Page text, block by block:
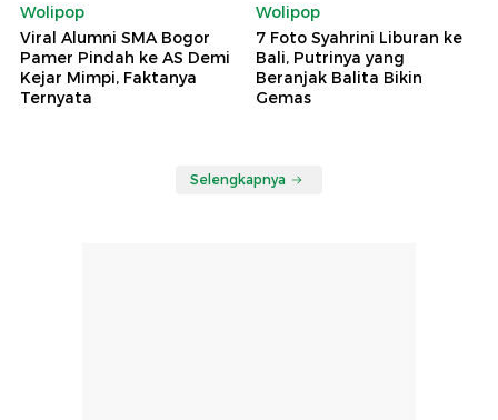
Wolipop
Viral Alumni SMA Bogor
Pamer Pindah ke AS Demi
Kejar Mimpi, Faktanya
Ternyata
Wolipop
7 Foto Syahrini Liburan ke
Bali, Putrinya yang
Beranjak Balita Bikin
Gemas
Selengkapnya